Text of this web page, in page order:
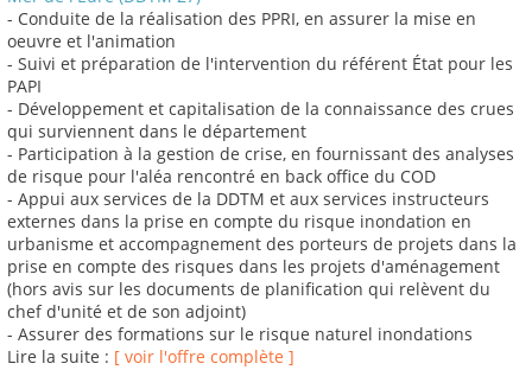
- Conduite de la réalisation des PPRI, en assurer la mise en
oeuvre et l'animation
- Suivi et préparation de l'intervention du référent État pour les
PAPI
- Développement et capitalisation de la connaissance des crues
qui surviennent dans le département
- Participation à la gestion de crise, en fournissant des analyses
de risque pour l'aléa rencontré en back office du COD
- Appui aux services de la DDTM et aux services instructeurs
externes dans la prise en compte du risque inondation en
urbanisme et accompagnement des porteurs de projets dans la
prise en compte des risques dans les projets d'aménagement
(hors avis sur les documents de planification qui relèvent du
chef d'unité et de son adjoint)
- Assurer des formations sur le risque naturel inondations
Lire la suite : [ voir l'offre complète ]